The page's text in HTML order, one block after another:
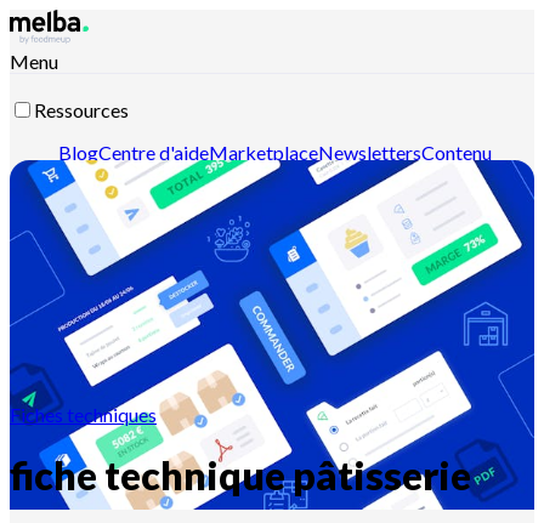
Menu
Ressources
BlogCentre d'aideMarketplaceNewslettersContenu
intelligentDocumentation APIDocumentation MCP
Contactez-nousDécouvrir melba
Fiches techniques
fiche technique pâtisserie